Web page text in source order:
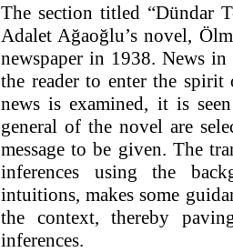
The section titled “Dündar
Adalet Ağaoğlu’s novel,
newspaper in 1938. News
the reader to enter the
news is examined, it is
general of the novel are
message to be given. The
inferences using the
intuitions, makes some
the context, thereby
inferences.